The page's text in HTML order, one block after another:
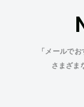
「メールで
さまざま